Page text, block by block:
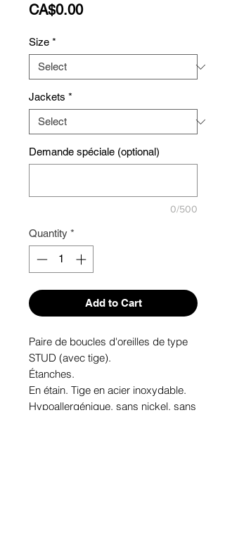
CA$0.00Price
Size *
Jackets *
Demande spéciale (optional)
0/500
Quantity *
Add to Cart
Paire de boucles d'oreilles de type
STUD (avec tige).
Étanches.
En étain. Tige en acier inoxydable.
Hypoallergénique, sans nickel, sans